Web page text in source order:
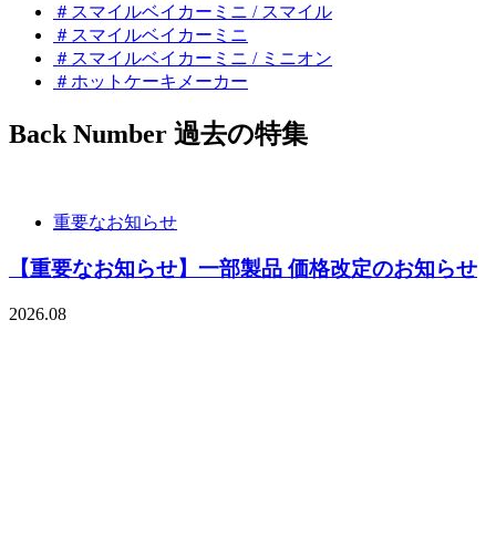
＃スマイルベイカーミニ / スマイル
＃スマイルベイカーミニ
＃スマイルベイカーミニ / ミニオン
＃ホットケーキメーカー
Back Number 過去の特集
重要なお知らせ
【重要なお知らせ】一部製品 価格改定のお知らせ
2026.08